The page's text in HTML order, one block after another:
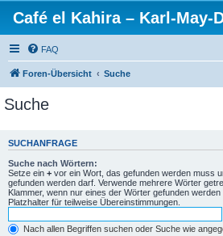
Café el Kahira – Karl-May-
FAQ
Foren-Übersicht Suche
Suche
SUCHANFRAGE
Suche nach Wörtern:
Setze ein + vor ein Wort, das gefunden werden muss
gefunden werden darf. Verwende mehrere Wörter
Klammer, wenn nur eines der Wörter gefunden
Platzhalter für teilweise Übereinstimmungen.
Nach allen Begriffen suchen oder Suche wie